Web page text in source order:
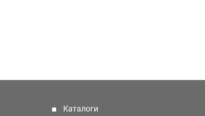
Каталоги